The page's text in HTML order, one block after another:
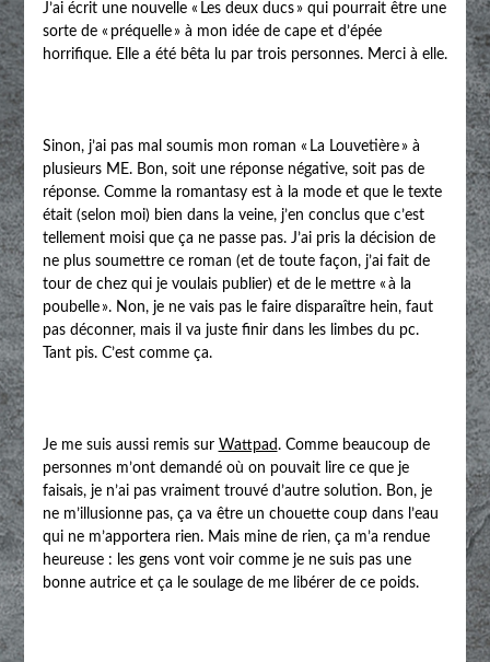
J’ai écrit une nouvelle « Les deux ducs » qui pourrait être une
sorte de « préquelle » à mon idée de cape et d’épée
horrifique. Elle a été bêta lu par trois personnes. Merci à elle.
Sinon, j’ai pas mal soumis mon roman « La Louvetière » à
plusieurs ME. Bon, soit une réponse négative, soit pas de
réponse. Comme la romantasy est à la mode et que le texte
était (selon moi) bien dans la veine, j’en conclus que c’est
tellement moisi que ça ne passe pas. J’ai pris la décision de
ne plus soumettre ce roman (et de toute façon, j’ai fait de
tour de chez qui je voulais publier) et de le mettre « à la
poubelle ». Non, je ne vais pas le faire disparaître hein, faut
pas déconner, mais il va juste finir dans les limbes du pc.
Tant pis. C’est comme ça.
Je me suis aussi remis sur Wattpad. Comme beaucoup de
personnes m’ont demandé où on pouvait lire ce que je
faisais, je n’ai pas vraiment trouvé d’autre solution. Bon, je
ne m’illusionne pas, ça va être un chouette coup dans l’eau
qui ne m’apportera rien. Mais mine de rien, ça m’a rendue
heureuse : les gens vont voir comme je ne suis pas une
bonne autrice et ça le soulage de me libérer de ce poids.